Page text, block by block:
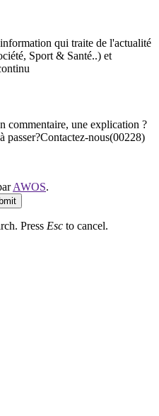
qui traite de l'actualité
Sport & Santé..) et
commentaire, une explication ?
nous(00228)
AWOS.
Press Esc to cancel.